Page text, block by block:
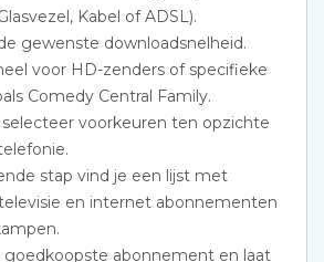
Kabel of ADSL).
gewenste downloadsnelheid.
voor HD-zenders of specifieke
Comedy Central Family.
voorkeuren ten opzichte
stap vind je een lijst met
en internet abonnementen
goedkoopste abonnement en laat